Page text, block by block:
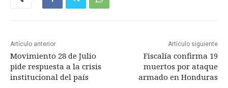
Artículo anterior
Movimiento 28 de Julio
pide respuesta a la crisis
institucional del país
Artículo siguiente
Fiscalía confirma 19
muertos por ataque
armado en Honduras